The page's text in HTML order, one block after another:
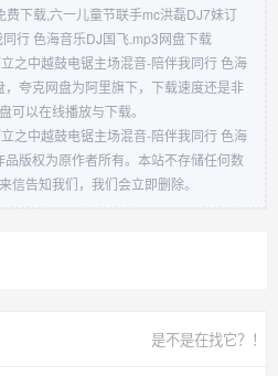
下载,六一儿童节联手mc洪磊DJ7妹订
行 色海音乐DJ国飞.mp3网盘下载
之中越鼓电锯主场混音-陪伴我同行 色海
夸克网盘为阿里旗下，下载速度还是非
可以在线播放与下载。
之中越鼓电锯主场混音-陪伴我同行 色海
版权为原作者所有。本站不存储任何数
信告知我们，我们会立即删除。
是不是在找它？！